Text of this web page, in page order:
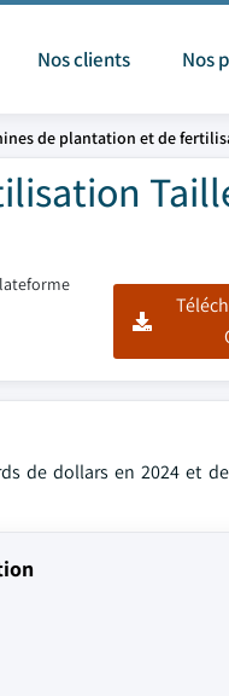
Nos clients Nos
de plantation et de
de dollars en 2024 et